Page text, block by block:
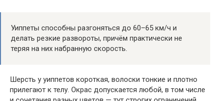
Уиппеты способны разгоняться до 60–65 км/ч и
делать резкие развороты, причём практически не
теряя на них набранную скорость.
Шерсть у уиппетов короткая, волоски тонкие и плотно
прилегают к телу. Окрас допускается любой, в том числе